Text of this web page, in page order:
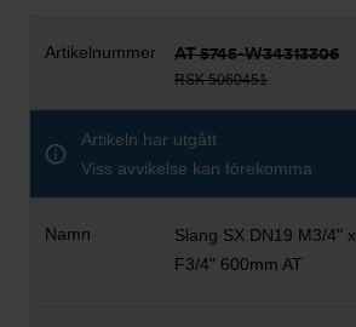
AT 5745-W34313306
RSK 5060451
Artikeln har utgått
Viss avvikelse kan förekomma
Slang SX DN19 M3/4" x
F3/4" 600mm AT